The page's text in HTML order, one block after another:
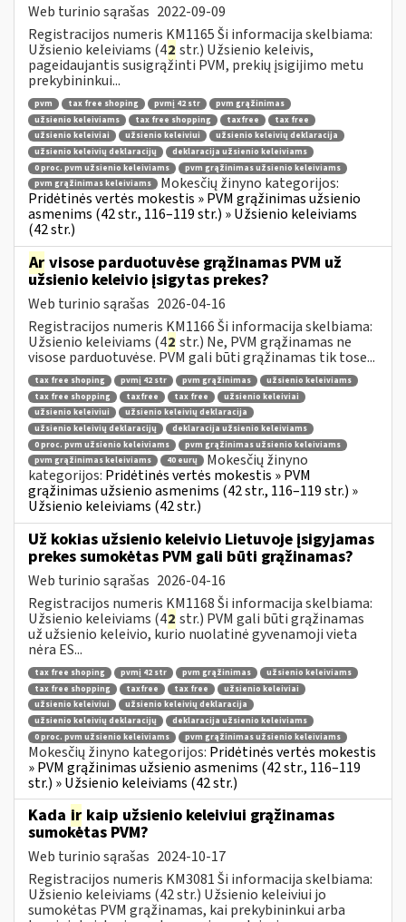
Web turinio sąrašas 2022-09-09
Registracijos numeris KM1165 Ši informacija skelbiama:
Užsienio keleiviams (42 str.) Užsienio keleivis,
pageidaujantis susigrąžinti PVM, prekių įsigijimo metu
prekybininkui...
pvm tax free shoping pvmį 42 str
pvm grąžinimas
užsienio keleiviams
tax free shopping taxfree
tax free
užsienio keleiviai
užsienio keleiviui
užsienio keleivių deklaracija
užsienio keleivių deklaracijų
deklaracija užsienio keleiviams
0 proc. pvm užsienio keleiviams
pvm grąžinimas užsienio keleiviams
pvm grąžinimas keleiviams
Mokesčių žinyno kategorijos:
Pridėtinės vertės mokestis » PVM grąžinimas užsienio
asmenims (42 str., 116–119 str.) » Užsienio keleiviams
(42 str.)
Ar visose parduotuvėse grąžinamas PVM už
užsienio keleivio įsigytas prekes?
Web turinio sąrašas 2026-04-16
Registracijos numeris KM1166 Ši informacija skelbiama:
Užsienio keleiviams (42 str.) Ne, PVM grąžinamas ne
visose parduotuvėse. PVM gali būti grąžinamas tik tose...
tax free shoping pvmį 42 str pvm grąžinimas
užsienio keleiviams
tax free shopping
taxfree tax free
užsienio keleiviai
užsienio keleiviui
užsienio keleivių deklaracija
užsienio keleivių deklaracijų
deklaracija užsienio keleiviams
0 proc. pvm užsienio keleiviams
pvm grąžinimas užsienio keleiviams
pvm grąžinimas keleiviams
40 eurų
Mokesčių žinyno
kategorijos: Pridėtinės vertės mokestis » PVM
grąžinimas užsienio asmenims (42 str., 116–119 str.) »
Užsienio keleiviams (42 str.)
Už kokias užsienio keleivio Lietuvoje įsigyjamas
prekes sumokėtas PVM gali būti grąžinamas?
Web turinio sąrašas 2026-04-16
Registracijos numeris KM1168 Ši informacija skelbiama:
Užsienio keleiviams (42 str.) PVM gali būti grąžinamas
už užsienio keleivio, kurio nuolatinė gyvenamoji vieta
nėra ES...
tax free shoping pvmį 42 str pvm grąžinimas
užsienio keleiviams
tax free shopping
taxfree tax free
užsienio keleiviai
užsienio keleiviui
užsienio keleivių deklaracija
užsienio keleivių deklaracijų
deklaracija užsienio keleiviams
0 proc. pvm užsienio keleiviams
pvm grąžinimas užsienio keleiviams
Mokesčių žinyno kategorijos: Pridėtinės vertės mokestis
» PVM grąžinimas užsienio asmenims (42 str., 116–119
str.) » Užsienio keleiviams (42 str.)
Kada ir kaip užsienio keleiviui grąžinamas
sumokėtas PVM?
Web turinio sąrašas 2024-10-17
Registracijos numeris KM3081 Ši informacija skelbiama:
Užsienio keleiviams (42 str.) Užsienio keleiviui jo
sumokėtas PVM grąžinamas, kai prekybininkui arba